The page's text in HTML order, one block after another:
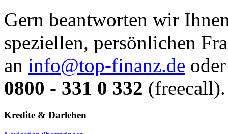
Gern beantworten wir
speziellen, persönlichen
an info@top-finanz.de
0800 - 331 0 332 (freecall).
Kredite & Darlehen